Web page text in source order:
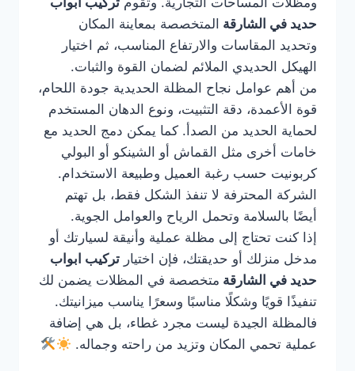
حديد في الشارقة المتخصصة بمعاينة المكان
وتحديد المقاسات والارتفاع المناسب، ثم اختيار
الهيكل الحديدي الملائم لضمان القوة والثبات.
من أهم عوامل نجاح المظلة الحديدية جودة اللحام،
قوة الأعمدة، دقة التثبيت، ونوع الدهان المستخدم
لحماية الحديد من الصدأ. كما يمكن دمج الحديد مع
خامات أخرى مثل القماش أو الشينكو أو البولي
كربونيت حسب رغبة العميل وطبيعة الاستخدام.
الشركة المحترفة لا تنفذ الشكل فقط، بل تهتم
أيضًا بالسلامة وتحمل الرياح والعوامل الجوية.
إذا كنت تحتاج إلى مظلة عملية وأنيقة لسيارتك أو
مدخل منزلك أو حديقتك، فإن اختيار تركيب ابواب
حديد في الشارقة متخصصة في المظلات يضمن لك
تنفيذًا قويًا وشكلًا مناسبًا وسعرًا يناسب ميزانيتك.
فالمظلة الجيدة ليست مجرد غطاء، بل هي إضافة
عملية تحمي المكان وتزيد من راحته وجماله.